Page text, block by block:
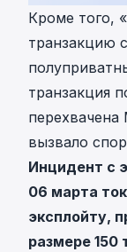
Кроме того,
транзакцию
транзакция
перехвачена
вызвало
Инцидент с
06 марта
эксплойту,
размере 150